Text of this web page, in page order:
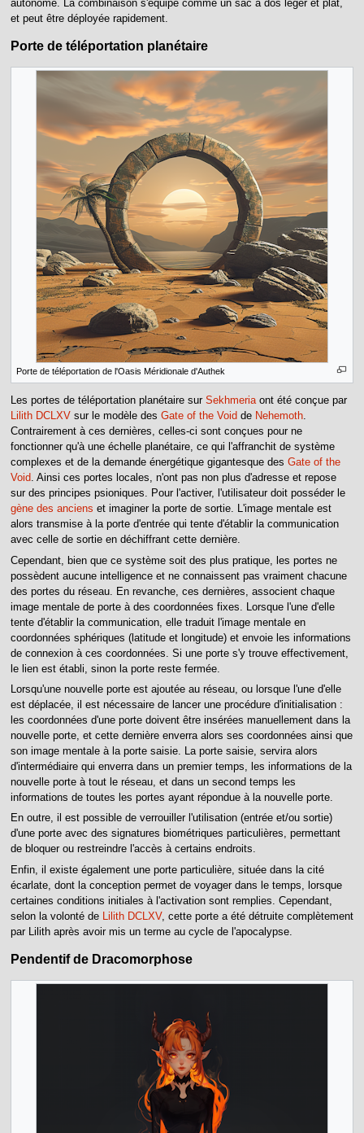
autonome. La combinaison s'équipe comme un sac à dos léger et plat,
et peut être déployée rapidement.
Porte de téléportation planétaire
Porte de téléportation de l'Oasis Méridionale d'Authek
Les portes de téléportation planétaire sur Sekhmeriaont été conçue par
Lilith DCLXV sur le modèle des Gate of the Void de Nehemoth.
Contrairement à ces dernières, celles-ci sont conçues pour ne
fonctionner qu'à une échelle planétaire, ce qui l'affranchit de système
complexes et de la demande énergétique gigantesque des Gate of the
Void. Ainsi ces portes locales, n'ont pas non plus d'adresse et repose
sur des principes psioniques. Pour l'activer, l'utilisateur doit posséder le
gène des anciens et imaginer la porte de sortie. L'image mentale est
alors transmise à la porte d'entrée qui tente d'établir la communication
avec celle de sortie en déchiffrant cette dernière.
Cependant, bien que ce système soit des plus pratique, les portes ne
possèdent aucune intelligence et ne connaissent pas vraiment chacune
des portes du réseau. En revanche, ces dernières, associent chaque
image mentale de porte à des coordonnées fixes. Lorsque l'une d'elle
tente d'établir la communication, elle traduit l'image mentale en
coordonnées sphériques (latitude et longitude) et envoie les informations
de connexion à ces coordonnées. Si une porte s'y trouve effectivement,
le lien est établi, sinon la porte reste fermée.
Lorsqu'une nouvelle porte est ajoutée au réseau, ou lorsque l'une d'elle
est déplacée, il est nécessaire de lancer une procédure d'initialisation :
les coordonnées d'une porte doivent être insérées manuellement dans la
nouvelle porte, et cette dernière enverra alors ses coordonnées ainsi que
son image mentale à la porte saisie. La porte saisie, servira alors
d'intermédiaire qui enverra dans un premier temps, les informations de la
nouvelle porte à tout le réseau, et dans un second temps les
informations de toutes les portes ayant répondue à la nouvelle porte.
En outre, il est possible de verrouiller l'utilisation (entrée et/ou sortie)
d'une porte avec des signatures biométriques particulières, permettant
de bloquer ou restreindre l'accès à certains endroits.
Enfin, il existe également une porte particulière, située dans la cité
écarlate, dont la conception permet de voyager dans le temps, lorsque
certaines conditions initiales à l'activation sont remplies. Cependant,
selon la volonté de
Lilith DCLXV, cette porte a été détruite complètement
par Lilith après avoir mis un terme au cycle de l'apocalypse.
Pendentif de Dracomorphose